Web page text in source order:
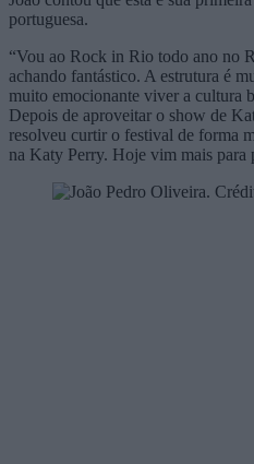
portuguesa.
“Vou ao Rock in Rio todo ano no
achando fantástico. A estrutura é
muito emocionante viver a cultura
Depois de aproveitar o show de
resolveu curtir o festival de forma
na Katy Perry. Hoje vim mais para